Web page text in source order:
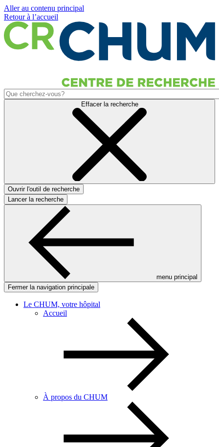
Aller au contenu principal
Retour à l’accueil
Effacer la recherche
Ouvrir l'outil de recherche
Lancer la recherche
menu principal
Fermer la navigation principale
Le CHUM, votre hôpital
Accueil
À propos du CHUM